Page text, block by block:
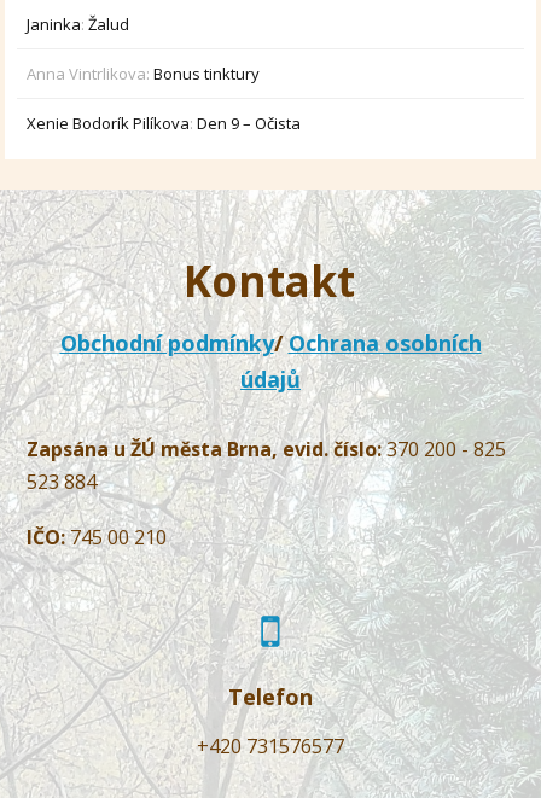
Janinka:Žalud
Anna Vintrlikova:Bonus tinktury
Xenie Bodorík Pilíkova:Den 9 – Očista
Kontakt
Obchodní podmínky/Ochrana osobních
údajů
Zapsána u ŽÚ města Brna, evid. číslo:370 200 - 825
523 884
IČO:745 00 210
Telefon
+420 731576577